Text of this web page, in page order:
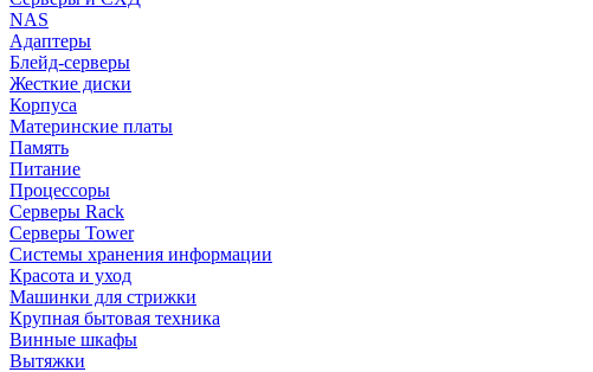
NAS
Адаптеры
Блейд-серверы
Жесткие диски
Корпуса
Материнские платы
Память
Питание
Процессоры
Серверы Rack
Серверы Tower
Системы хранения информации
Красота и уход
Машинки для стрижки
Крупная бытовая техника
Винные шкафы
Вытяжки